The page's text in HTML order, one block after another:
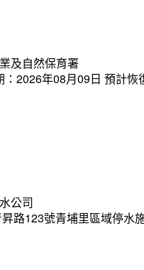
及自然保育署
：2026年08月09日 預計
公司
路123號青埔里區域停水